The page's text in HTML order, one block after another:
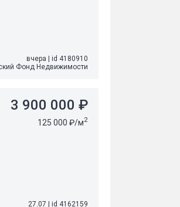
вчера
id 4180910
Фонд Недвижимости
3 900 000 ₽
125 000 ₽/м2
27.07 id 4162159